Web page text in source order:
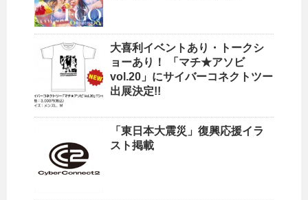
大喜利イベントあり・トークシ
ョーあり！ 「マチ★アソビ
vol.20」にサイバーコネクトツー
出展決定!!
「東日本大震災」復興応援イラ
スト掲載